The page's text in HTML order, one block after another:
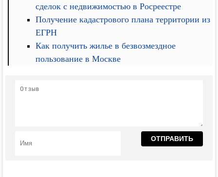
сделок с недвижимостью в Росреестре
Получение кадастрового плана территории из
ЕГРН
Как получить жилье в безвозмездное
пользование в Москве